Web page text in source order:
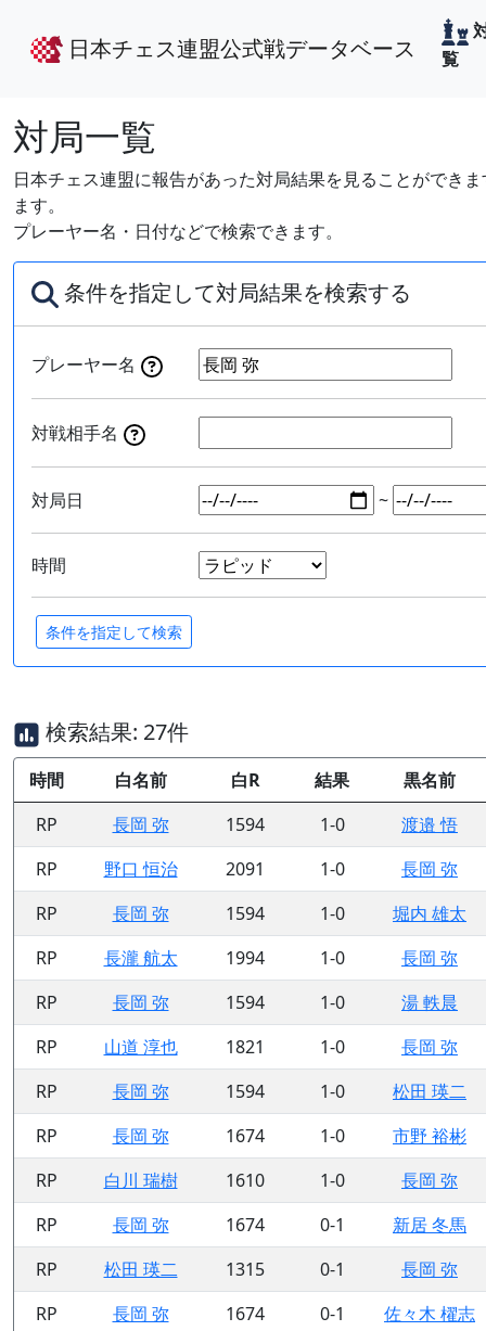
日本チェス連盟公式戦データベース
覧
対局一覧
日本チェス連盟に報告があった対局結果を見ることができ
ます。
プレーヤー名・日付などで検索できます。
条件を指定して対局結果を検索する
プレーヤー名
対戦相手名
対局日 ~
時間
検索結果: 27件
時間 白名前 白R 結果
黒名前
RP
長岡 弥 1594 1-0
渡邉 悟
RP
野口 恒治 2091 1-0
長岡 弥
RP
長岡 弥 1594 1-0
堀内 雄太
RP
長瀧 航太 1994 1-0
長岡 弥
RP
長岡 弥 1594 1-0
湯 軼晨
RP
山道 淳也 1821 1-0
長岡 弥
RP
長岡 弥 1594 1-0
松田 瑛二
RP
長岡 弥 1674 1-0
市野 裕彬
RP
白川 瑞樹 1610 1-0
長岡 弥
RP
長岡 弥 1674 0-1
新居 冬馬
RP
松田 瑛二 1315 0-1
長岡 弥
RP
長岡 弥 1674 0-1
佐々木 櫂志